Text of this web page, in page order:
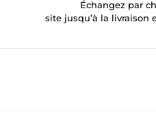
Échangez par
site jusqu’à la livraison